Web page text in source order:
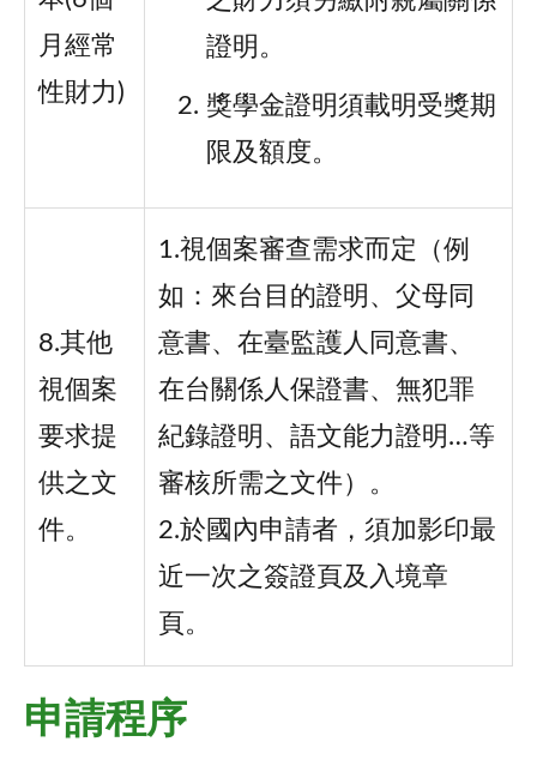
月經常
性財力)
證明。
獎學金證明須載明受獎期
限及額度。
8.其他
視個案
要求提
供之文
件。
1.視個案審查需求而定（例
如：來台目的證明、父母同
意書、在臺監護人同意書、
在台關係人保證書、無犯罪
紀錄證明、語文能力證明…等
審核所需之文件）。
2.於國內申請者，須加影印最
近一次之簽證頁及入境章
頁。
申請程序